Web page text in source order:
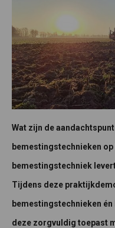
Wat zijn de
bemestingstechnieken
bemestingstechniek
Tijdens deze
bemestingstechnieken én
deze zorgvuldig toepast